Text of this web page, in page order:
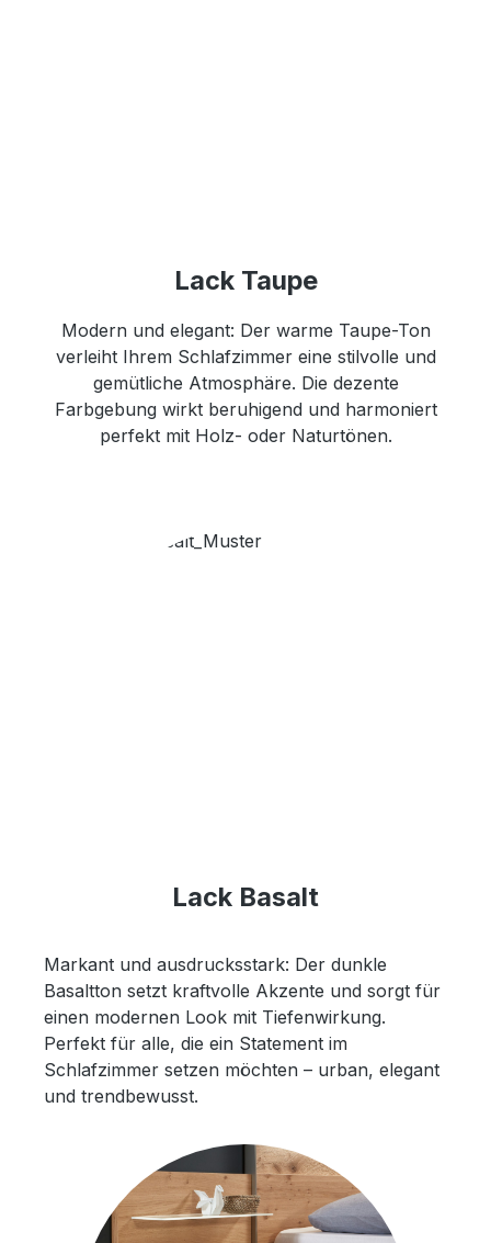
Lack Taupe
Modern und elegant: Der warme Taupe-Ton
verleiht Ihrem Schlafzimmer eine stilvolle und
gemütliche Atmosphäre. Die dezente
Farbgebung wirkt beruhigend und harmoniert
perfekt mit Holz- oder Naturtönen.
Lack Basalt
Markant und ausdrucksstark: Der dunkle
Basaltton setzt kraftvolle Akzente und sorgt für
einen modernen Look mit Tiefenwirkung.
Perfekt für alle, die ein Statement im
Schlafzimmer setzen möchten – urban, elegant
und trendbewusst.